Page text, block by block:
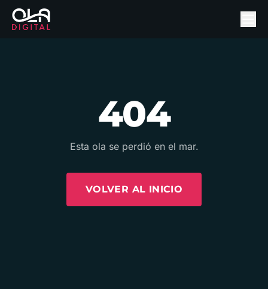
404
Esta ola se perdió en el mar.
VOLVER AL INICIO